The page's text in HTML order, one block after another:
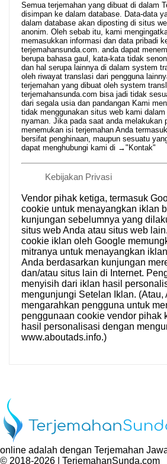
Semua terjemahan yang dibuat di dalam
disimpan ke dalam database. Data-data
dalam database akan diposting di situs
anonim. Oleh sebab itu, kami
memasukkan informasi dan data pribadi
terjemahansunda.com. anda dapat
berupa bahasa gaul, kata-kata tidak
dan hal serupa lainnya di dalam system
oleh riwayat translasi dari pengguna
terjemahan yang dibuat oleh system
terjemahansunda.com bisa jadi tidak
dari segala usia dan pandangan Kami
tidak menggunakan situs web kami
nyaman. Jika pada saat anda melakukan
menemukan isi terjemahan Anda
bersifat penghinaan, maupun sesuatu
dapat menghubungi kami di →"Kontak"
Kebijakan Privasi
Vendor pihak ketiga, termasuk
cookie untuk menayangkan iklan
kunjungan sebelumnya yang
situs web Anda atau situs web
cookie iklan oleh Google
mitranya untuk menayangkan
Anda berdasarkan kunjungan
dan/atau situs lain di Internet.
menyisih dari iklan hasil
mengunjungi Setelan Iklan. (Atau,
mengarahkan pengguna untuk
penggunaan cookie vendor pihak
hasil personalisasi dengan
www.aboutads.info.)
online adalah dengan Terjemahan
© 2018-2026 | TerjemahanSunda.com